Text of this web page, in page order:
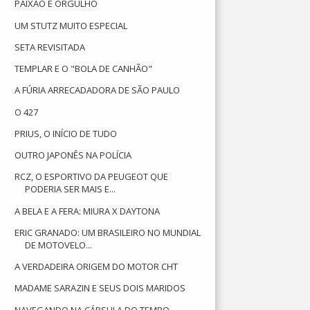
PAIXÃO E ORGULHO
UM STUTZ MUITO ESPECIAL
SETA REVISITADA
TEMPLAR E O "BOLA DE CANHÃO"
A FÚRIA ARRECADADORA DE SÃO PAULO
O 427
PRIUS, O INÍCIO DE TUDO
OUTRO JAPONÊS NA POLÍCIA
RCZ, O ESPORTIVO DA PEUGEOT QUE
PODERIA SER MAIS E...
A BELA E A FERA: MIURA X DAYTONA
ERIC GRANADO: UM BRASILEIRO NO MUNDIAL
DE MOTOVELO...
A VERDADEIRA ORIGEM DO MOTOR CHT
MADAME SARAZIN E SEUS DOIS MARIDOS